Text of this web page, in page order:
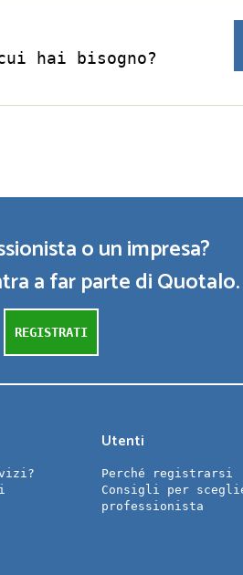
hai bisogno?
o un impresa?
a far parte di Quotalo.
REGISTRATI
Utenti
Perché registrarsi
Consigli per
professionista